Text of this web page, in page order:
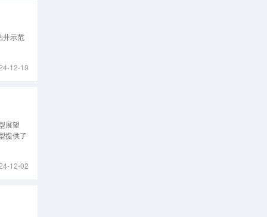
井示范
12-19
展望
提供了
12-02